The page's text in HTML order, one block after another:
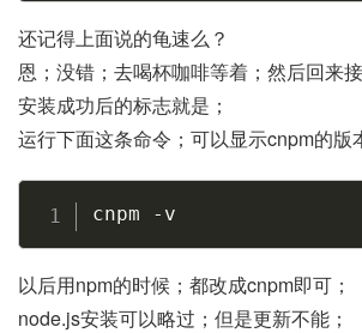
还记得上面说的龟速么？
恩；没错；去喝杯咖啡等着；然后回来
安装成功后的标志就是；
运行下面这条命令；可以显示cnpm的版
cnpm -v
以后用npm的时候；都改成cnpm即可；
node.js安装可以略过；但是更新不能；